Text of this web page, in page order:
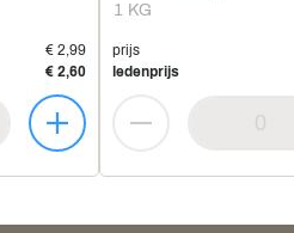
€ 2,99
€ 2,60
1 KG
prijs
ledenprijs